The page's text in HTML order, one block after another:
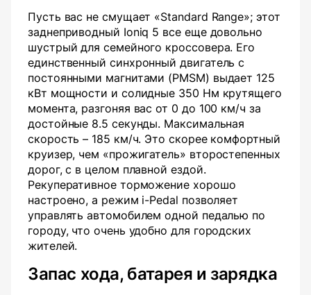
Пусть вас не смущает «Standard Range»; этот
заднеприводный Ioniq 5 все еще довольно
шустрый для семейного кроссовера. Его
единственный синхронный двигатель с
постоянными магнитами (PMSM) выдает 125
кВт мощности и солидные 350 Нм крутящего
момента, разгоняя вас от 0 до 100 км/ч за
достойные 8.5 секунды. Максимальная
скорость – 185 км/ч. Это скорее комфортный
круизер, чем «прожигатель» второстепенных
дорог, с в целом плавной ездой.
Рекуперативное торможение хорошо
настроено, а режим i-Pedal позволяет
управлять автомобилем одной педалью по
городу, что очень удобно для городских
жителей.
Запас хода, батарея и зарядка